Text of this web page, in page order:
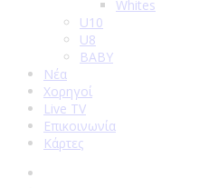
Whites
U10
U8
BABY
Νέα
Χορηγοί
Live TV
Επικοινωνία
Κάρτες